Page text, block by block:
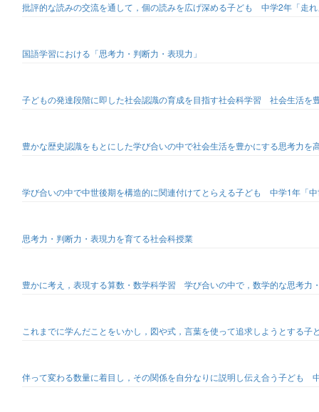
批評的な読みの交流を通して，個の読みを広げ深める子ども 中学2年「走
国語学習における「思考力・判断力・表現力」
子どもの発達段階に即した社会認識の育成を目指す社会科学習 社会生活を
豊かな歴史認識をもとにした学び合いの中で社会生活を豊かにする思考力
学び合いの中で中世後期を構造的に関連付けてとらえる子ども 中学1年「
思考力・判断力・表現力を育てる社会科授業
豊かに考え，表現する算数・数学科学習 学び合いの中で，数学的な思考力
これまでに学んだことをいかし，図や式，言葉を使って追求しようとする
伴って変わる数量に着目し，その関係を自分なりに説明し伝え合う子ども